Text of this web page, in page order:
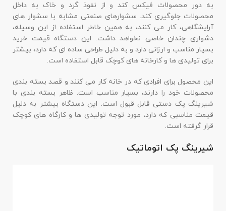
به دور محصولات فیکس کند و از نفوذ گرد و خاک به داخل
محصولات جلوگیری کند. سشوارهای صنعتی مشابه با سشوار های
آرایشگاهی، کار می کنند، به همین خاطر استفاده از این وسیله،
دشواری چندان خاصی نخواهد داشت. این دستگاه قیمت خرید
بسیار مناسب و ارزانی دارد و به دلیل طراحی ساده ای که دارد، بیشتر
برای تولیدی ها و کارخانه های کوچک قابل استفاده است.
این محصول برای افرادی که در خانه کار می کنند و قصد بسته بندی
محصولات خود را دارند، بسیار مناسب است. ظاهر بسته بندی با
شیرینگ پک دستی قابل قبول است. این دستگاه بیشتر به دلیل
قیمت مناسبی که دارد، مورد توجه تولیدی ها و کارگاه های کوچک
قرار گرفته است.
شیرینگ پک اتوماتیک